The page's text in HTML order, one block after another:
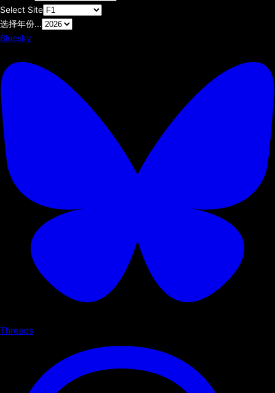
Select Site
选择年份...
Bluesky
Threads